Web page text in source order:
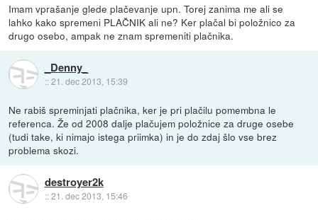
Imam vprašanje glede plačevanje upn. Torej zanima me ali se
lahko kako spremeni PLAČNIK ali ne? Ker plačal bi položnico za
drugo osebo, ampak ne znam spremeniti plačnika.
_Denny_
::21. dec 2013, 15:39
Ne rabiš spreminjati plačnika, ker je pri plačilu pomembna le
referenca. Že od 2008 dalje plačujem položnice za druge osebe
(tudi take, ki nimajo istega priimka) in je do zdaj šlo vse brez
problema skozi.
destroyer2k
::21. dec 2013, 15:46